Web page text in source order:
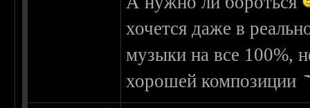
хочется даже в
музыки на все 100%,
хорошей композиции